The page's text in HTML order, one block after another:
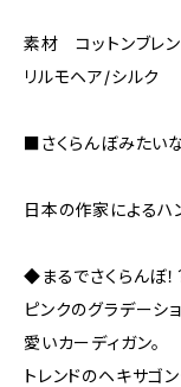
素材 コットンブレ
リルモヘア/シルク
■さくらんぼみたい
日本の作家によるハ
◆まるでさくらんぼ！
ピンクのグラデーシ
愛いカーディガン。
トレンドのヘキサゴ